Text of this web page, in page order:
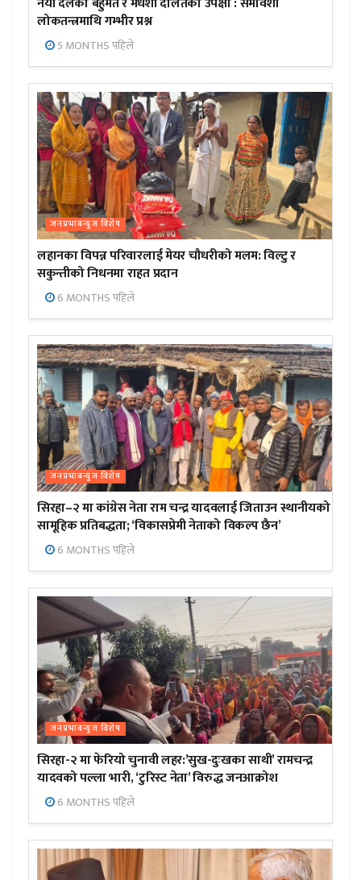
लोकतन्त्रमाथि गम्भीर प्रश्न
5 MONTHS पहिले
जनप्रभाबन्युज विशेष
लहानका विपन्न परिवारलाई मेयर चौधरीको मलम: विल्टु र
सकुन्तीको निधनमा राहत प्रदान
6 MONTHS पहिले
जनप्रभाबन्युज विशेष
सिरहा–२ मा कांग्रेस नेता राम चन्द्र यादवलाई जिताउन स्थानीयको
सामूहिक प्रतिबद्धता; ‘विकासप्रेमी नेताको विकल्प छैन’
6 MONTHS पहिले
जनप्रभाबन्युज विशेष
सिरहा-२ मा फेरियो चुनावी लहर:’सुख-दुःखका साथी’ रामचन्द्र
यादवको पल्ला भारी, ‘टुरिस्ट नेता’ विरुद्ध जनआक्रोश
6 MONTHS पहिले